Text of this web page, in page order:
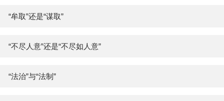
“牟取”还是“谋取”
“不尽人意”还是“不尽如人意”
“法治”与“法制”